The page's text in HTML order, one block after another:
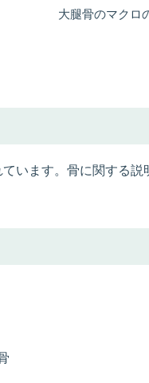
大腿骨のマクロ
います。骨に関する